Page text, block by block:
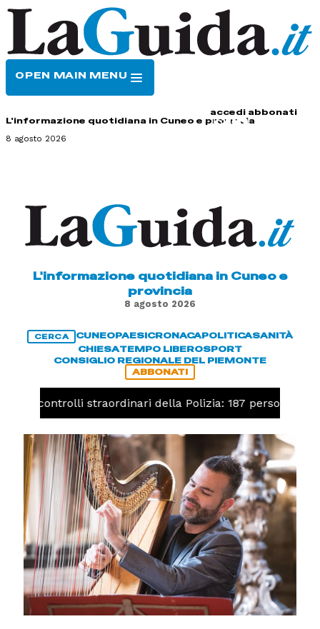
OPEN MAIN MENU
accedi abbonati
L'informazione quotidiana in Cuneo e provincia
8 agosto 2026
L'informazione quotidiana in Cuneo e
provincia
8 agosto 2026
CERCA CUNEOPAESICRONACAPOLITICASANITÀ
CHIESATEMPO LIBEROSPORT
CONSIGLIO REGIONALE DEL PIEMONTE
ABBONATI
controlli straordinari della Polizia: 187 persone